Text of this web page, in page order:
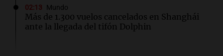
02:13 Mundo
Más de 1.300 vuelos cancelados en Shanghái
ante la llegada del tifón Dolphin